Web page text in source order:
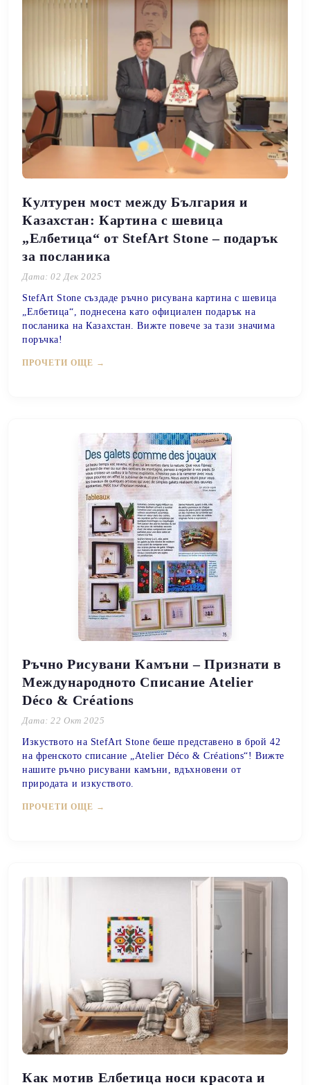
Културен мост между България и
Казахстан: Картина с шевица
„Елбетица“ от StefArt Stone – подарък
за посланика
Дата: 02 Дек 2025
StefArt Stone създаде ръчно рисувана картина с шевица
„Елбетица“, поднесена като официален подарък на
посланика на Казахстан. Вижте повече за тази значима
поръчка!
ПРОЧЕТИ ОЩЕ →
Ръчно Рисувани Камъни – Признати в
Международното Списание Atelier
Déco & Créations
Дата: 22 Окт 2025
Изкуството на StefArt Stone беше представено в брой 42
на френското списание „Atelier Déco & Créations“! Вижте
нашите ръчно рисувани камъни, вдъхновени от
природата и изкуството.
ПРОЧЕТИ ОЩЕ →
Как мотив Елбетица носи красота и